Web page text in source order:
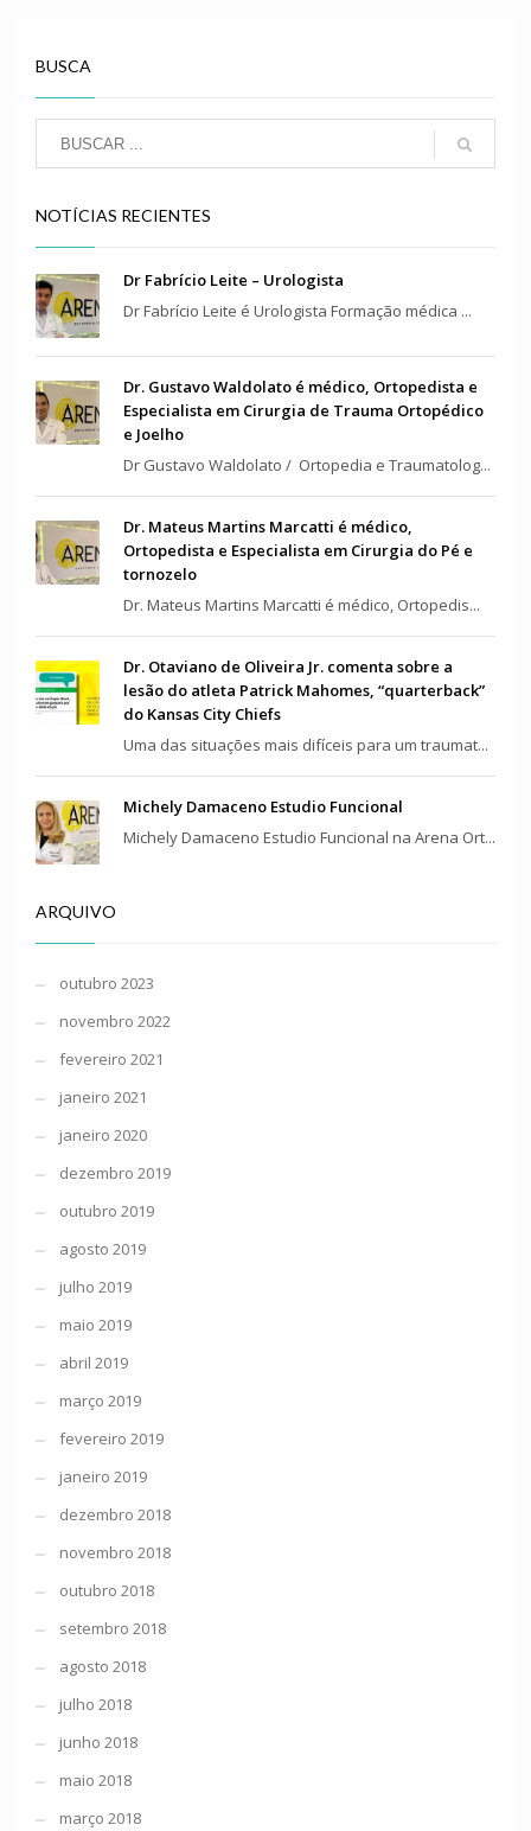
BUSCA
NOTÍCIAS RECIENTES
Dr Fabrício Leite – Urologista
Dr Fabrício Leite é Urologista Formação médica ...
Dr. Gustavo Waldolato é médico, Ortopedista e
Especialista em Cirurgia de Trauma Ortopédico
e Joelho
Dr Gustavo Waldolato / Ortopedia e Traumatolog...
Dr. Mateus Martins Marcatti é médico,
Ortopedista e Especialista em Cirurgia do Pé e
tornozelo
Dr. Mateus Martins Marcatti é médico, Ortopedis...
Dr. Otaviano de Oliveira Jr. comenta sobre a
lesão do atleta Patrick Mahomes, “quarterback”
do Kansas City Chiefs
Uma das situações mais difíceis para um traumat...
Michely Damaceno Estudio Funcional
Michely Damaceno Estudio Funcional na Arena Ort...
ARQUIVO
outubro 2023
novembro 2022
fevereiro 2021
janeiro 2021
janeiro 2020
dezembro 2019
outubro 2019
agosto 2019
julho 2019
maio 2019
abril 2019
março 2019
fevereiro 2019
janeiro 2019
dezembro 2018
novembro 2018
outubro 2018
setembro 2018
agosto 2018
julho 2018
junho 2018
maio 2018
março 2018